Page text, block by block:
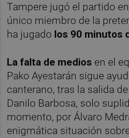
Tampere jugó el partido
único miembro de la
ha jugado los 90 minutos
La falta de medios en el
Pako Ayestarán sigue
canterano, tras la salida
Danilo Barbosa, solo
momento, por Álvaro
enigmática situación